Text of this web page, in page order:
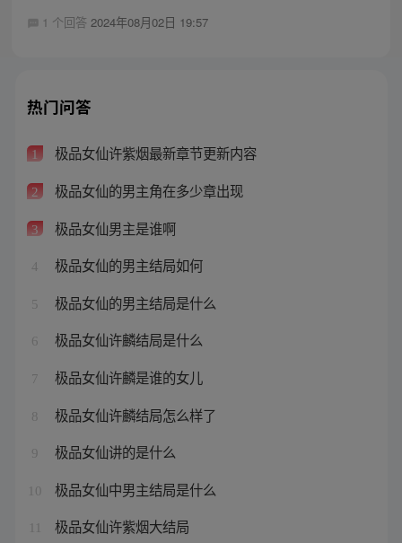
1 个回答 2024年08月02日 19:57
热门问答
1 极品女仙许紫烟最新章节更新内容
2 极品女仙的男主角在多少章出现
3 极品女仙男主是谁啊
4 极品女仙的男主结局如何
5 极品女仙的男主结局是什么
6 极品女仙许麟结局是什么
7 极品女仙许麟是谁的女儿
8 极品女仙许麟结局怎么样了
9 极品女仙讲的是什么
10 极品女仙中男主结局是什么
极品女仙许紫烟大结局